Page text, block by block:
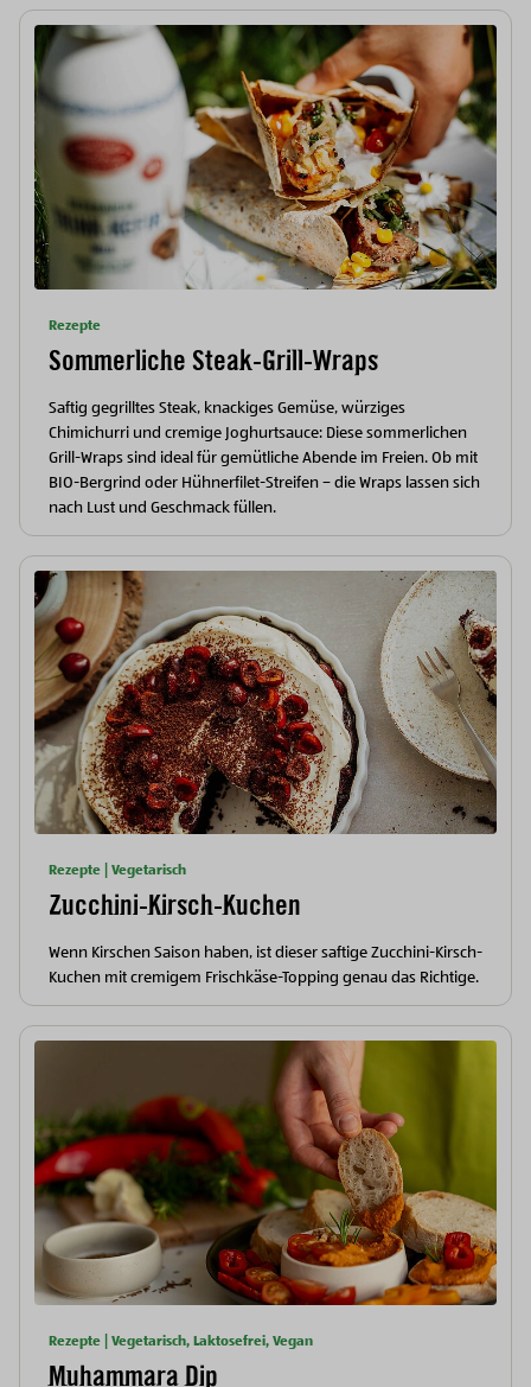
Rezepte
Sommerliche Steak-Grill-Wraps
Saftig gegrilltes Steak, knackiges Gemüse, würziges
Chimichurri und cremige Joghurtsauce: Diese sommerlichen
Grill-Wraps sind ideal für gemütliche Abende im Freien. Ob mit
BIO-Bergrind oder Hühnerfilet-Streifen – die Wraps lassen sich
nach Lust und Geschmack füllen.
Rezepte | Vegetarisch
Zucchini-Kirsch-Kuchen
Wenn Kirschen Saison haben, ist dieser saftige Zucchini-Kirsch-
Kuchen mit cremigem Frischkäse-Topping genau das Richtige.
Rezepte | Vegetarisch, Laktosefrei, Vegan
Muhammara Dip